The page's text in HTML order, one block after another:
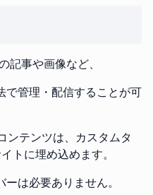
記事や画像など、
で管理・配信することが可
ンテンツは、カスタムタ
トに埋め込めます。
は必要ありません。